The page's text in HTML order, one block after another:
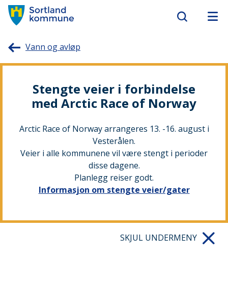
kommune
Vann og avløp
Stengte veier i forbindelse
med Arctic Race of Norway
Arctic Race of Norway arrangeres 13. -16. august i
Vesterålen.
Veier i alle kommunene vil være stengt i perioder
disse dagene.
Planlegg reiser godt.
Informasjon om stengte veier/gater
SKJUL UNDERMENY